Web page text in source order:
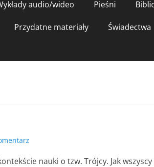
audio/wideo Pieśni
Przydatne materiały Świadectwa
nauki o tzw. Trójcy. Jak wszyscy